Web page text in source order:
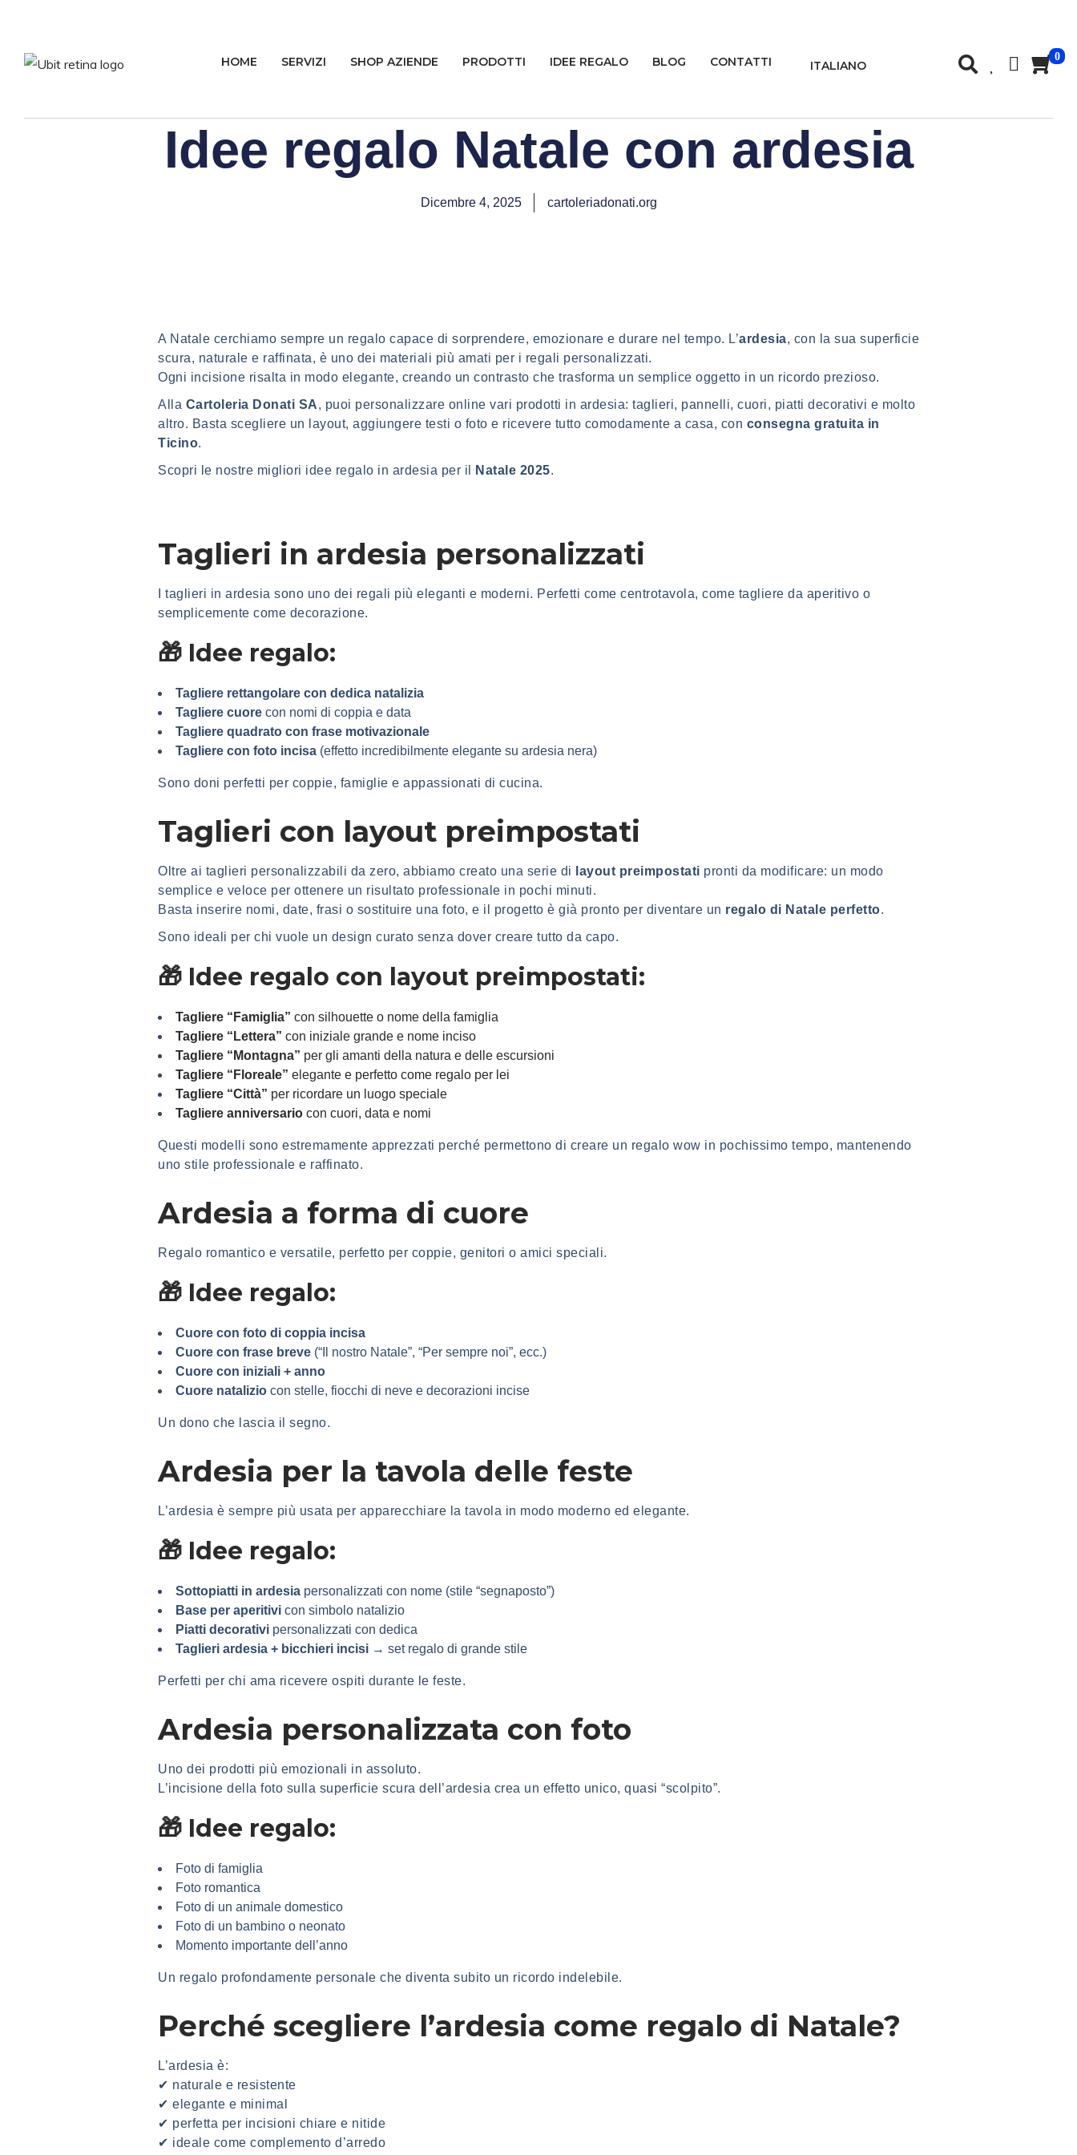
HOME SERVIZI SHOP AZIENDE PRODOTTI IDEE REGALO BLOG CONTATTI ITALIANO
0
Idee regalo Natale con ardesia
Dicembre 4, 2025 cartoleriadonati.org
A Natale cerchiamo sempre un regalo capace di sorprendere, emozionare e durare nel tempo. L’ardesia, con la sua superficie
scura, naturale e raffinata, è uno dei materiali più amati per i regali personalizzati.
Ogni incisione risalta in modo elegante, creando un contrasto che trasforma un semplice oggetto in un ricordo prezioso.
Alla Cartoleria Donati SA, puoi personalizzare online vari prodotti in ardesia: taglieri, pannelli, cuori, piatti decorativi e molto
altro. Basta scegliere un layout, aggiungere testi o foto e ricevere tutto comodamente a casa, con consegna gratuita in
Ticino.
Scopri le nostre migliori idee regalo in ardesia per il
Natale 2025.
Taglieri in ardesia personalizzati
I taglieri in ardesia sono uno dei regali più eleganti e moderni. Perfetti come centrotavola, come tagliere da aperitivo o
semplicemente come decorazione.
🎁 Idee regalo:
Tagliere rettangolare con dedica natalizia
Tagliere cuore con nomi di coppia e data
Tagliere quadrato con frase motivazionale
Tagliere con foto incisa (effetto incredibilmente elegante su ardesia nera)
Sono doni perfetti per coppie, famiglie e appassionati di cucina.
Taglieri con layout preimpostati
Oltre ai taglieri personalizzabili da zero, abbiamo creato una serie di layout preimpostati pronti da modificare: un modo
semplice e veloce per ottenere un risultato professionale in pochi minuti.
Basta inserire nomi, date, frasi o sostituire una foto, e il progetto è già pronto per diventare un regalo di Natale perfetto.
Sono ideali per chi vuole un design curato senza dover creare tutto da capo.
🎁 Idee regalo con layout preimpostati:
Tagliere “Famiglia” con silhouette o nome della famiglia
Tagliere “Lettera” con iniziale grande e nome inciso
Tagliere “Montagna” per gli amanti della natura e delle escursioni
Tagliere “Floreale” elegante e perfetto come regalo per lei
Tagliere “Città” per ricordare un luogo speciale
Tagliere anniversario con cuori, data e nomi
Questi modelli sono estremamente apprezzati perché permettono di creare un regalo wow in pochissimo tempo, mantenendo
uno stile professionale e raffinato.
Ardesia a forma di cuore
Regalo romantico e versatile, perfetto per coppie, genitori o amici speciali.
🎁 Idee regalo:
Cuore con foto di coppia incisa
Cuore con frase breve (“Il nostro Natale”, “Per sempre noi”, ecc.)
Cuore con iniziali + anno
Cuore natalizio con stelle, fiocchi di neve e decorazioni incise
Un dono che lascia il segno.
Ardesia per la tavola delle feste
L’ardesia è sempre più usata per apparecchiare la tavola in modo moderno ed elegante.
🎁 Idee regalo:
Sottopiatti in ardesia personalizzati con nome (stile “segnaposto”)
Base per aperitivi con simbolo natalizio
Piatti decorativi personalizzati con dedica
Taglieri ardesia + bicchieri incisi → set regalo di grande stile
Perfetti per chi ama ricevere ospiti durante le feste.
Ardesia personalizzata con foto
Uno dei prodotti più emozionali in assoluto.
L’incisione della foto sulla superficie scura dell’ardesia crea un effetto unico, quasi “scolpito”.
🎁 Idee regalo:
Foto di famiglia
Foto romantica
Foto di un animale domestico
Foto di un bambino o neonato
Momento importante dell’anno
Un regalo profondamente personale che diventa subito un ricordo indelebile.
Perché scegliere l’ardesia come regalo di Natale?
L’ardesia è:
✔ naturale e resistente
✔ elegante e minimal
✔ perfetta per incisioni chiare e nitide
✔ ideale come complemento d’arredo